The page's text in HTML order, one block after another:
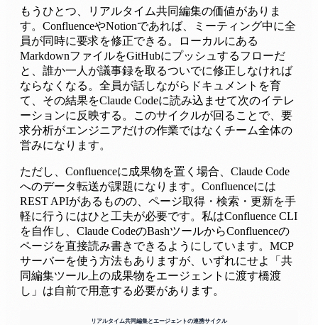
もうひとつ、リアルタイム共同編集の価値がありま
す。ConfluenceやNotionであれば、ミーティング中に全
員が同時に要求を修正できる。ローカルにある
MarkdownファイルをGitHubにプッシュするフローだ
と、誰か一人が議事録を取るついでに修正しなければ
ならなくなる。全員が話しながらドキュメントを育
て、その結果をClaude Codeに読み込ませて次のイテレ
ーションに反映する。このサイクルが回ることで、要
求分析がエンジニアだけの作業ではなくチーム全体の
営みになります。
ただし、Confluenceに成果物を置く場合、Claude Code
へのデータ転送が課題になります。Confluenceには
REST APIがあるものの、ページ取得・検索・更新を手
軽に行うにはひと工夫が必要です。私はConfluence CLI
を自作し、Claude CodeのBashツールからConfluenceの
ページを直接読み書きできるようにしています。MCP
サーバーを使う方法もありますが、いずれにせよ「共
同編集ツール上の成果物をエージェントに渡す橋渡
し」は自前で用意する必要があります。